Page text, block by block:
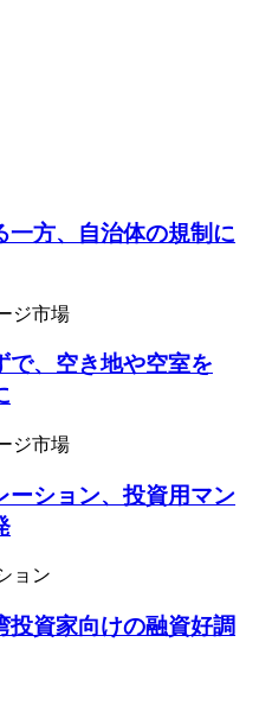
一方、自治体の規制に
ジ市場
で、空き地や空室を
ジ市場
ーション、投資用マン
ョン
投資家向けの融資好調